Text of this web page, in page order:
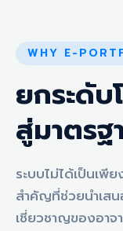
WHY E-
ยกระดับ
สู่มาตรฐ
ระบบไม่ได้เป็นเพี
สำคัญที่ช่วยนำเส
เชี่ยวชาญของอาจ